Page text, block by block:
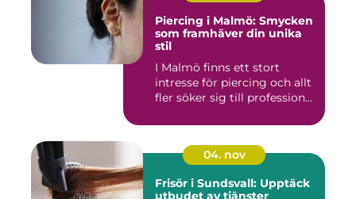
Piercing i Malmö: Smycken
som framhäver din unika
stil
I Malmö finns ett stort
intresse för piercing och allt
fler söker sig till profession...
04. nov
Frisör i Sundsvall: Upptäck
utbudet av tjänster